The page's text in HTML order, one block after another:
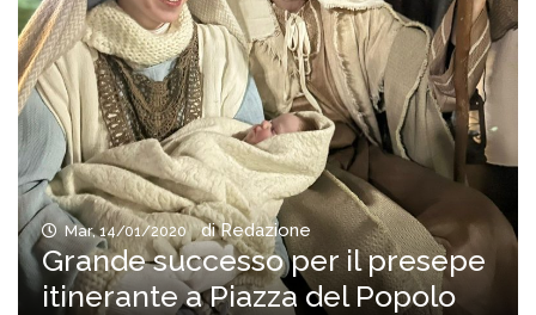
Mar, 14/01/2020 di Redazione
Grande successo per il presepe
itinerante a Piazza del Popolo